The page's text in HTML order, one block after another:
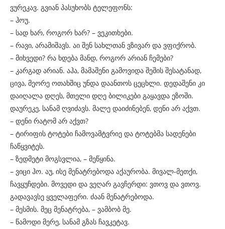
ვურეკავ. გვიან პასუხობს ტელეფონს:
– ჰოუ.
– სად ხარ, როგორ ხარ? – ვეკითხები.
– რავი, არამიშავს. აი შენ სახლთან ვზივარ და ვფიქრობ.
– მიხვედი? რა ხდება მანდ, როგორ არიან ჩემები?
– კარგად არიან. აჰა, მამაშენი გამოვიდა შეშის შესატანად,
ცივა, მეორე ოთახშიც უნდა დაანთოს ცეცხლი. დედაშენი კი
დაიღალა დღეს, მთელი დღე ბილიკები გაყავდა ეზოში.
დაურეკე, სანამ ღვიძავს. მალე დაიძინებენ, დენი არ აქვთ.
– დენი რატომ არ აქვთ?
– ტირიფის ტოტები ჩამოვამტვრიე და ტოტებმა სადენები
ჩაწყვიტეს.
– ზედმეტი მოგსვლია, – მეწყინა.
– ვიცი ჰო. აუ, ისე მენატრებოდა აქაურობა. მივალ-მეთქი,
ჩავყუჩდები. მოვედი და ვეღარ გავჩერდი: ვთოვ და ვთოვ.
გადავავსე ყველაფერი. ძაან მენატრებოდა.
– მესმის. მეც მენატრება, – ვამბობ მე.
– წამოდი მერე, სანამ გზას ჩავკეტავ.